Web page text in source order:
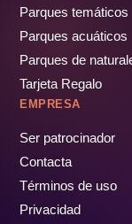
Parques temáticos
Parques acuáticos
Parques de
Tarjeta Regalo
EMPRESA
Ser patrocinador
Contacta
Términos de uso
Privacidad